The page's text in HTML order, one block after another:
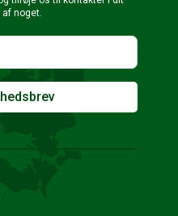
noget.